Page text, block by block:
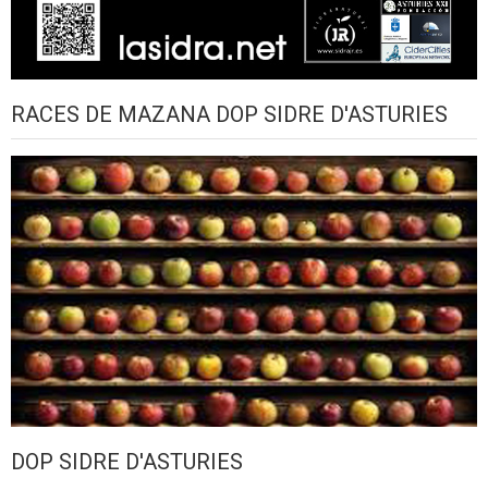
RACES DE MAZANA DOP SIDRE D'ASTURIES
DOP SIDRE D'ASTURIES